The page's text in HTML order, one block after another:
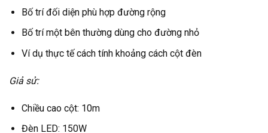
Bố trí đối diện phù hợp đường rộng
Bố trí một bên thường dùng cho đường nhỏ
Ví dụ thực tế cách tính khoảng cách cột đèn
Giả sử:
Chiều cao cột: 10m
Đèn LED: 150W